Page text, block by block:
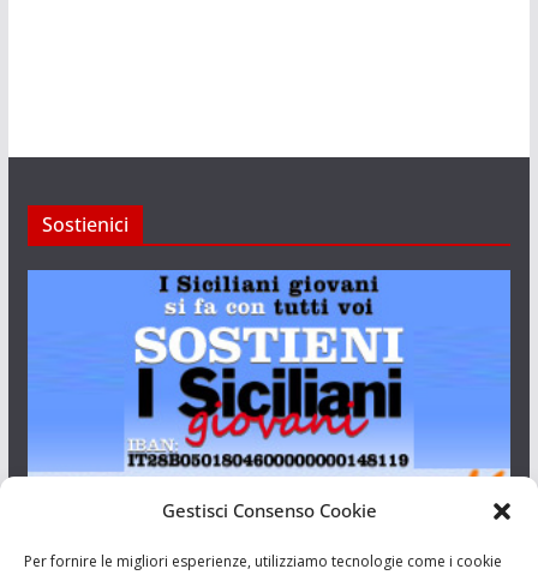
Gestisci Consenso Cookie
Per fornire le migliori esperienze, utilizziamo tecnologie come i cookie
Sostienici